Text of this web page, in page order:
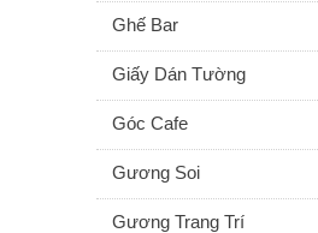
Ghế Bar
Giấy Dán Tường
Góc Cafe
Gương Soi
Gương Trang Trí